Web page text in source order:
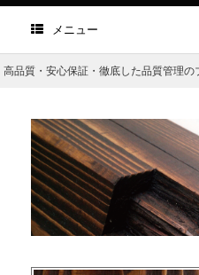
メニュー
高品質・安心保証・徹底した品質管理